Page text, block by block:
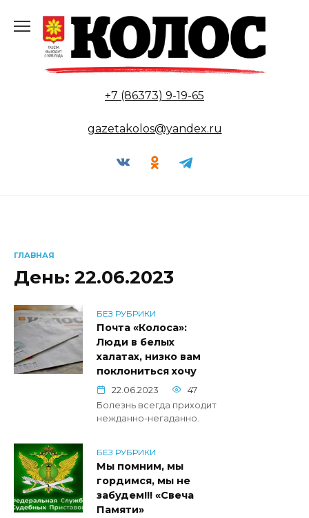
содержанию
+7 (86373) 9-19-65
gazetakolos@yandex.ru
ГЛАВНАЯ
День: 22.06.2023
БЕЗ РУБРИКИ
Почта «Колоса»:
Люди в белых
халатах, низко вам
поклониться хочу
22.06.2023
47
Болезнь всегда приходит
нежданно-негаданно.
БЕЗ РУБРИКИ
Мы помним, мы
гордимся, мы не
забудем!!! «Свеча
Памяти»